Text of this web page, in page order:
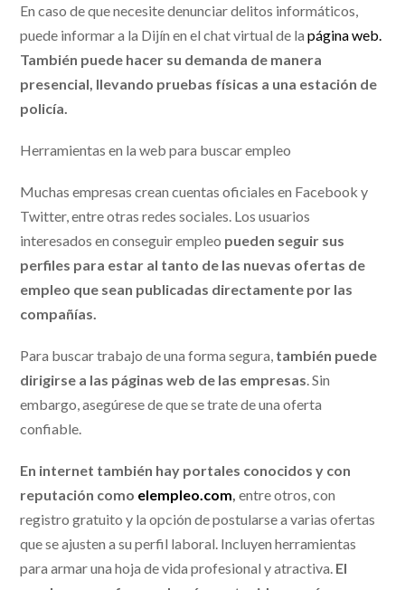
En caso de que necesite denunciar delitos informáticos,
puede informar a la Dijín en el chat virtual de lapágina web.
También puede hacer su demanda de manera
presencial, llevando pruebas físicas a una estación de
policía.
Herramientas en la web para buscar empleo
Muchas empresas crean cuentas oficiales en Facebook y
Twitter, entre otras redes sociales. Los usuarios
interesados en conseguir empleo pueden seguir sus
perfiles para estar al tanto de las nuevas ofertas de
empleo que sean publicadas directamente por las
compañías.
Para buscar trabajo de una forma segura, también puede
dirigirse a las páginas web de las empresas. Sin
embargo, asegúrese de que se trate de una oferta
confiable.
En internet también hay portales conocidos y con
reputación como elempleo.com, entre otros, con
registro gratuito y la opción de postularse a varias ofertas
que se ajusten a su perfil laboral. Incluyen herramientas
para armar una hoja de vida profesional y atractiva. El